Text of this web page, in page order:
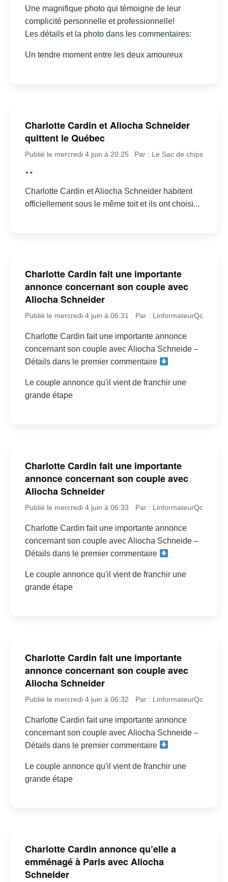
Une magnifique photo qui témoigne de leur
complicité personnelle et professionnelle!
Les détails et la photo dans les commentaires:
Un tendre moment entre les deux amoureux
Charlotte Cardin et Aliocha Schneider
quittent le Québec
Publié le mercredi 4 juin à 20:25 Par : Le Sac de chips
Charlotte Cardin et Aliocha Schneider habitent
officiellement sous le même toit et ils ont choisi...
Charlotte Cardin fait une importante
annonce concernant son couple avec
Aliocha Schneider
Publié le mercredi 4 juin à 06:31 Par : LinformateurQc
Charlotte Cardin fait une importante annonce
concernant son couple avec Aliocha Schneide –
Détails dans le premier commentaire
Le couple annonce qu'il vient de franchir une
grande étape
Charlotte Cardin fait une importante
annonce concernant son couple avec
Aliocha Schneider
Publié le mercredi 4 juin à 06:33 Par : LinformateurQc
Charlotte Cardin fait une importante annonce
concernant son couple avec Aliocha Schneide –
Détails dans le premier commentaire
Le couple annonce qu'il vient de franchir une
grande étape
Charlotte Cardin fait une importante
annonce concernant son couple avec
Aliocha Schneider
Publié le mercredi 4 juin à 06:32 Par : LinformateurQc
Charlotte Cardin fait une importante annonce
concernant son couple avec Aliocha Schneide –
Détails dans le premier commentaire
Le couple annonce qu'il vient de franchir une
grande étape
Charlotte Cardin annonce qu’elle a
emménagé à Paris avec Aliocha
Schneider